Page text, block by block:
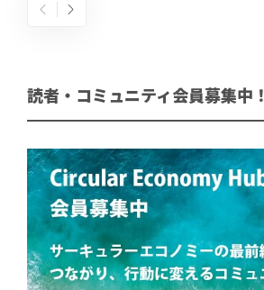
読者・コミュニティ会員募集中！